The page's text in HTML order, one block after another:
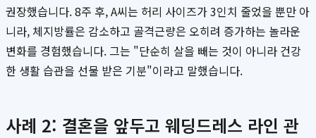
권장했습니다. 8주 후, A씨는 허리 사이즈가 3인치 줄었을 뿐만 아
니라, 체지방률은 감소하고 골격근량은 오히려 증가하는 놀라운
변화를 경험했습니다. 그는 "단순히 살을 빼는 것이 아니라 건강
한 생활 습관을 선물 받은 기분"이라고 말했습니다.
사례 2: 결혼을 앞두고 웨딩드레스 라인 관